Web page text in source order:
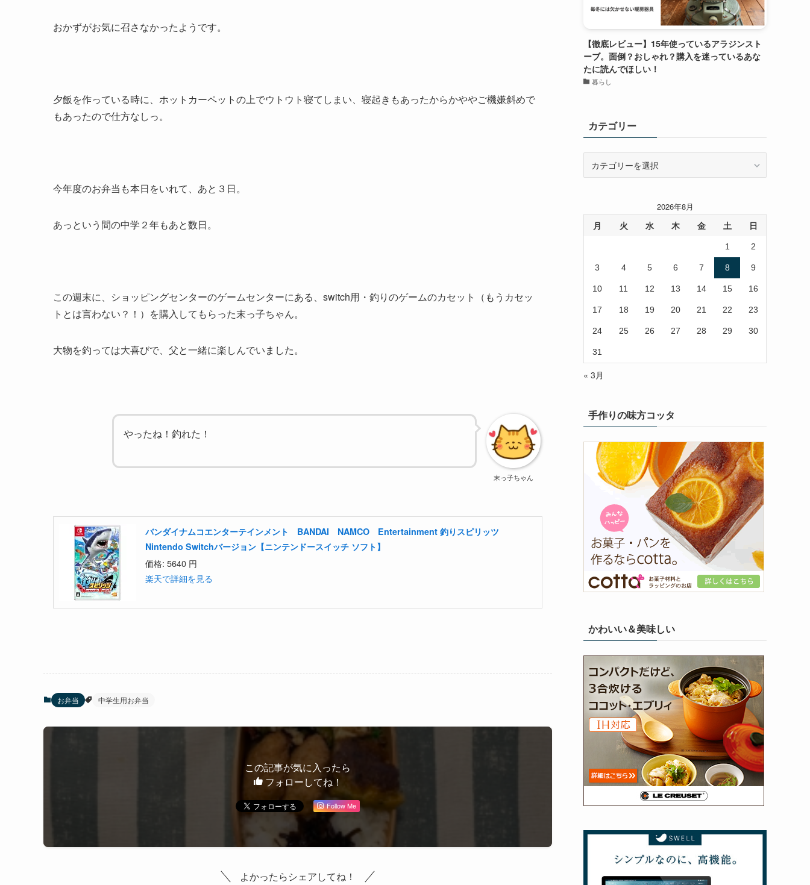
おかずがお気に召さなかったようです。
夕飯を作っている時に、 ホットカーペットの上でウトウト寝てしまい、寝起きもあったからかややご機嫌斜めで
もあったので仕方なしっ。
今年度のお弁当も本日をいれて、あと３日。
あっという間の中学２年もあと数日。
この週末に、ショッピングセンターのゲームセンターにある、switch用・釣りのゲームのカセット（もうカセッ
トとは言わない？！）を購入してもらった末っ子ちゃん。
大物を釣っては大喜びで、父と一緒に楽しんでいました。
やったね！釣れた！
バンダイナムコエンターテインメント BANDAI NAMCO Entertainment 釣りスピリッツ
Nintendo Switchバージョン【ニンテンドースイッチ ソフト】
価格: 5640 円
楽天で詳細を見る
お弁当 中学生用お弁当
この記事が気に入ったら
フォローしてね！
Follow Me
よかったらシェアしてね！
【徹底レビュー】15年使っているアラジンスト
ーブ。面倒？おしゃれ？購入を迷っているあな
たに読んでほしい！
暮らし
カテゴリー
ー
2026年8月
月 火 水 木 金 土 日
1 2
3 4 5 6 7 8 9
10 11 12 13 14 15 16
17 18 19 20 21 22 23
24 25 26 27 28 29 30
31
« 3月
手作りの味方コッタ
かわいい＆美味しい